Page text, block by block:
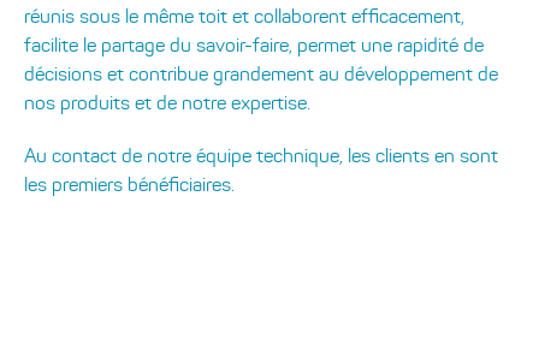
réunis sous le même toit et collaborent efficacement,
facilite le partage du savoir-faire, permet une rapidité de
décisions et contribue grandement au développement de
nos produits et de notre expertise.
Au contact de notre équipe technique, les clients en sont
les premiers bénéficiaires.